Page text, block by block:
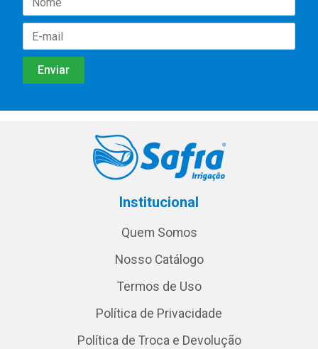
Institucional
Quem Somos
Nosso Catálogo
Termos de Uso
Política de Privacidade
Política de Troca e Devolução